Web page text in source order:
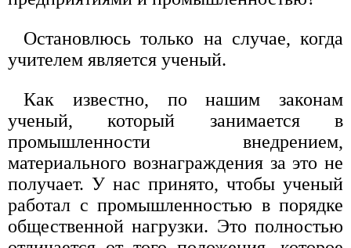
Остановлюсь только на случае, когда
учителем является ученый.
Как известно, по нашим законам
ученый, который занимается в
промышленности внедрением,
материального вознаграждения за это не
получает. У нас принято, чтобы ученый
работал с промышленностью в порядке
общественной нагрузки. Это полностью